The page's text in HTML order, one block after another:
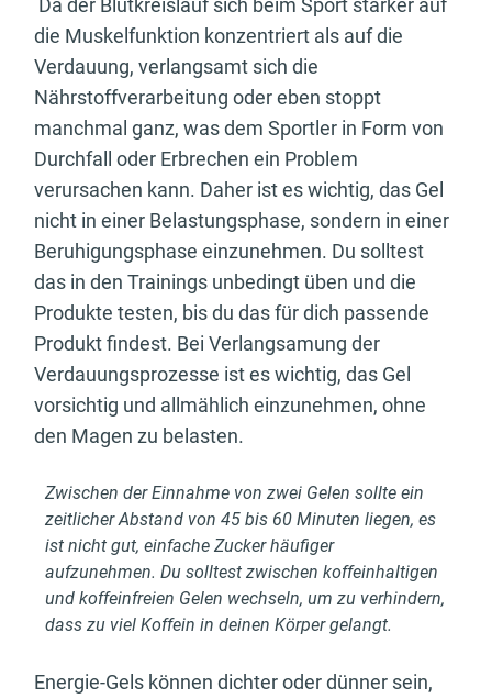
Da der Blutkreislauf sich beim Sport stärker auf
die Muskelfunktion konzentriert als auf die
Verdauung, verlangsamt sich die
Nährstoffverarbeitung oder eben stoppt
manchmal ganz, was dem Sportler in Form von
Durchfall oder Erbrechen ein Problem
verursachen kann. Daher ist es wichtig, das Gel
nicht in einer Belastungsphase, sondern in einer
Beruhigungsphase einzunehmen. Du solltest
das in den Trainings unbedingt üben und die
Produkte testen, bis du das für dich passende
Produkt findest. Bei Verlangsamung der
Verdauungsprozesse ist es wichtig, das Gel
vorsichtig und allmählich einzunehmen, ohne
den Magen zu belasten.
Zwischen der Einnahme von zwei Gelen sollte ein
zeitlicher Abstand von 45 bis 60 Minuten liegen, es
ist nicht gut, einfache Zucker häufiger
aufzunehmen. Du solltest zwischen koffeinhaltigen
und koffeinfreien Gelen wechseln, um zu verhindern,
dass zu viel Koffein in deinen Körper gelangt.
Energie-Gels können dichter oder dünner sein,